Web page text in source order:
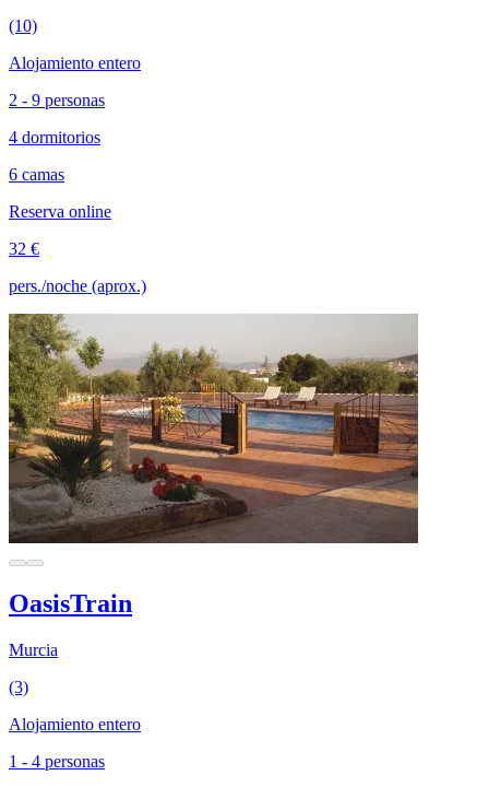
(10)
Alojamiento entero
2 - 9 personas
4 dormitorios
6 camas
Reserva online
32 €
pers./noche (aprox.)
OasisTrain
Murcia
(3)
Alojamiento entero
1 - 4 personas